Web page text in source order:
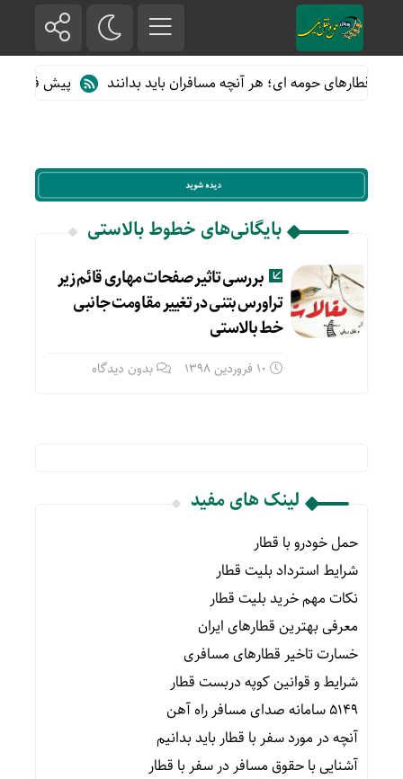
از قطارهای حومه ای؛ هر آنچه مسافران باید بدانند پیش فروش
بایگانی‌های خطوط بالاستی
بررسی تاثیر صفحات مهاری قائم زیر
تراورس بتنی در تغییر مقاومت جانبی
خط بالاستی
10 فروردین 1398 بدون دیدگاه
لینک های مفید
حمل خودرو با قطار
شرایط استرداد بلیت قطار
نکات مهم خرید بلیت قطار
معرفی بهترین قطارهای ایران
خسارت تاخیر قطارهای مسافری
شرایط و قوانین کوپه دربست قطار
۵۱۴۹ سامانه صدای مسافر راه آهن
آنچه در مورد سفر با قطار باید بدانیم
آشنایی با حقوق مسافر در سفر با قطار